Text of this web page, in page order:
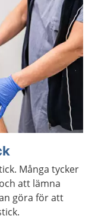
Många tycker
att lämna
göra för att